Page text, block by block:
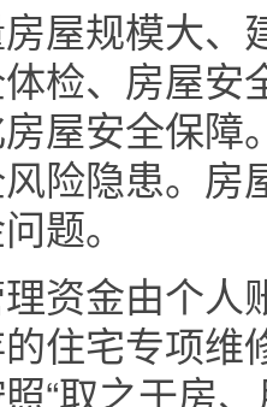
规模大、
检、房屋安
屋安全保障
险隐患。
题。
金由个人
住宅专项
“取之于房